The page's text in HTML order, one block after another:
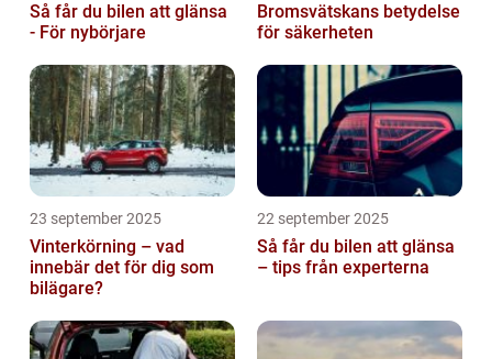
Så får du bilen att glänsa
- För nybörjare
Bromsvätskans betydelse
för säkerheten
23 september 2025
Vinterkörning – vad
innebär det för dig som
bilägare?
22 september 2025
Så får du bilen att glänsa
– tips från experterna